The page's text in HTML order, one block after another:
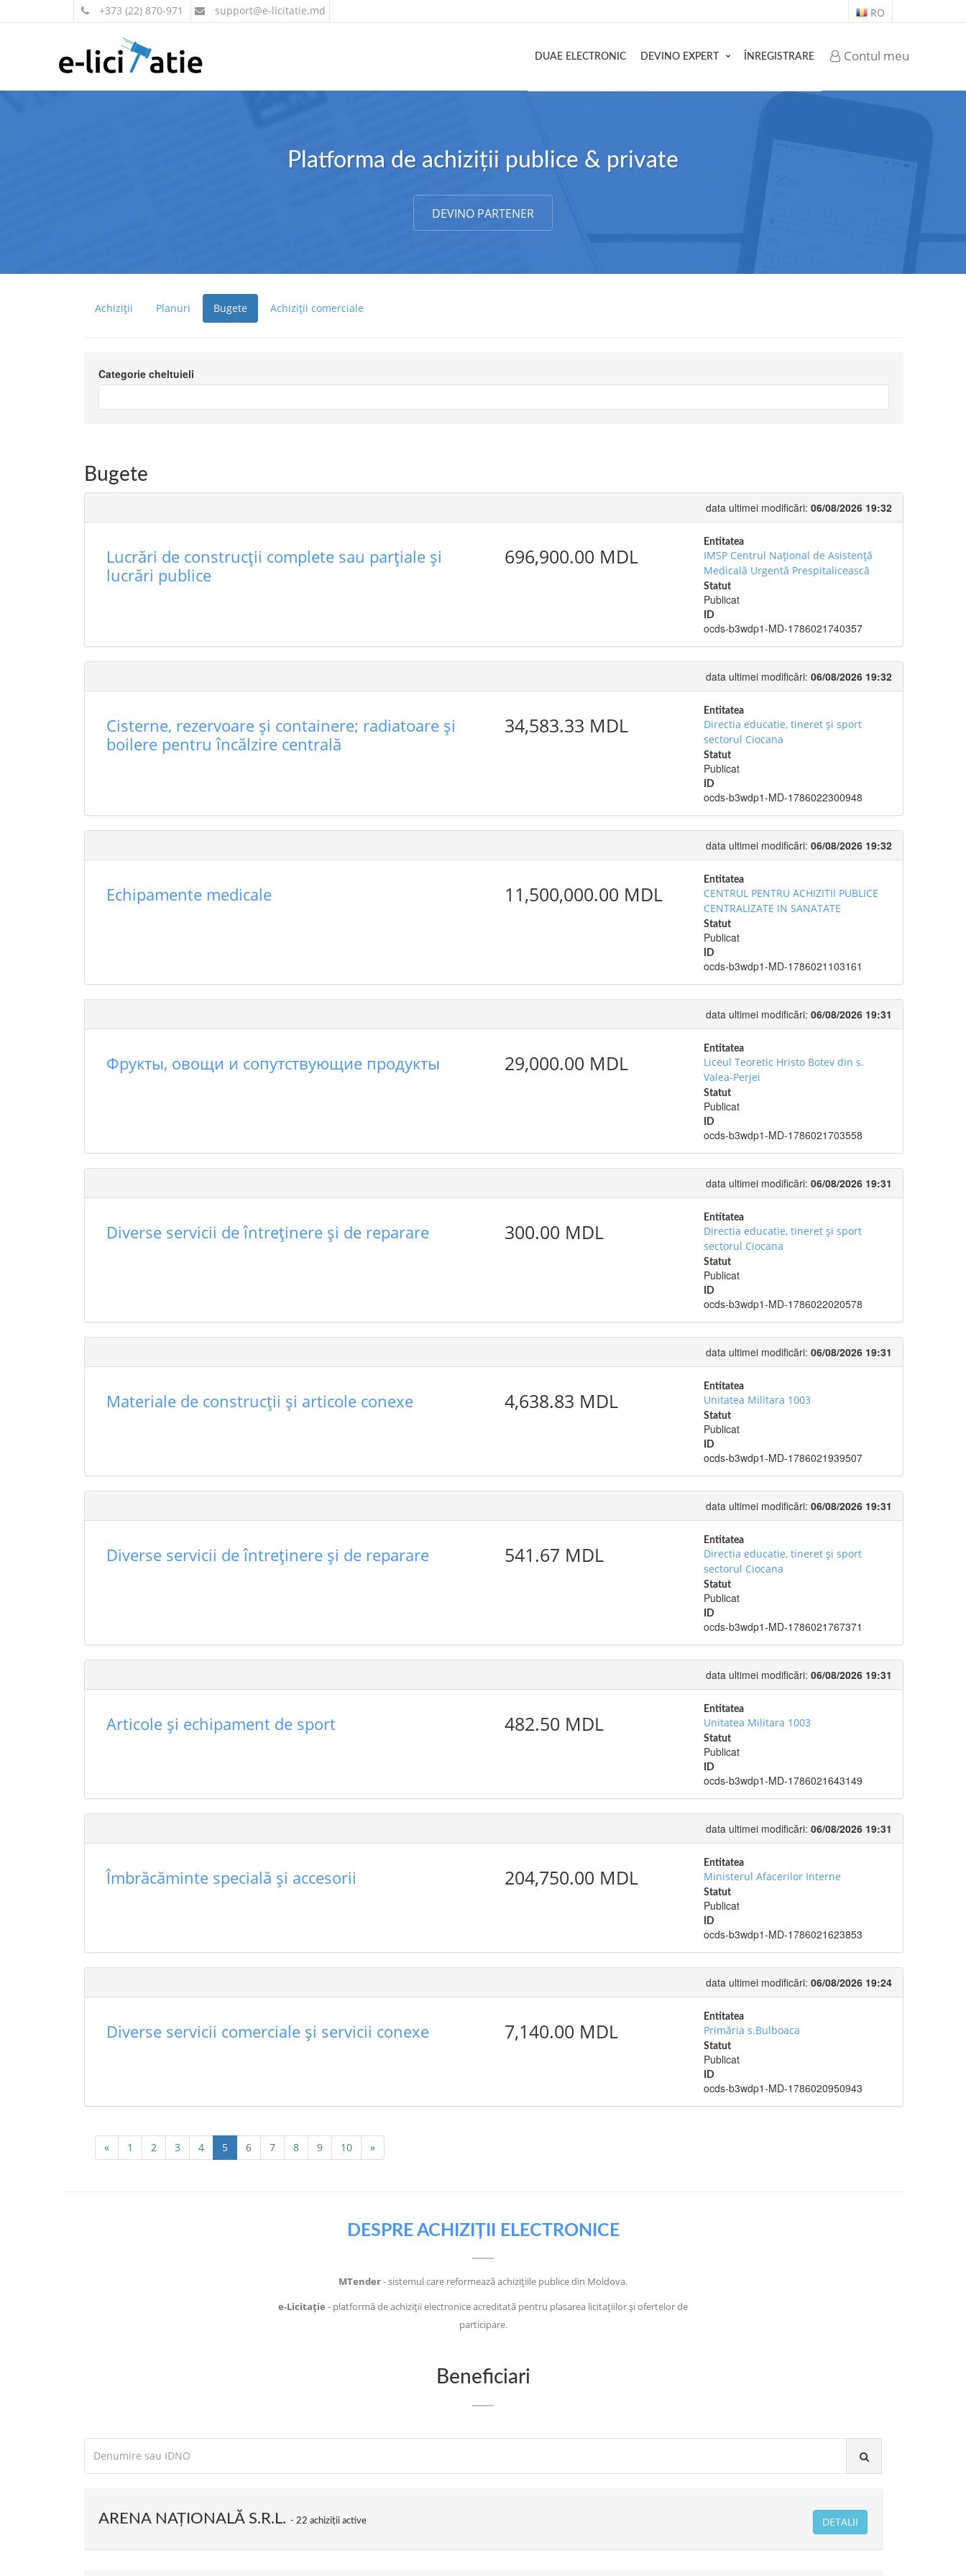
+373 (22) 870-971 support@e-licitatie.md RO
Contul meu
DUAE ELECTRONIC DEVINO EXPERT ÎNREGISTRARE
Platforma de achiziții publice & private
DEVINO PARTENER
Achiziții Planuri Bugete Achiziții comerciale
Categorie cheltuieli
Bugete
data ultimei modificări: 06/08/2026 19:32
Lucrări de construcţii complete sau parţiale şi
lucrări publice
696,900.00 MDL
Entitatea
IMSP Centrul Național de Asistență
Medicală Urgentă Prespitalicească
Statut
Publicat
ID
ocds-b3wdp1-MD-1786021740357
data ultimei modificări: 06/08/2026 19:32
Cisterne, rezervoare şi containere; radiatoare şi
boilere pentru încălzire centrală
34,583.33 MDL
Entitatea
Directia educatie, tineret şi sport
sectorul Ciocana
Statut
Publicat
ID
ocds-b3wdp1-MD-1786022300948
data ultimei modificări: 06/08/2026 19:32
Echipamente medicale 11,500,000.00 MDL
Entitatea
CENTRUL PENTRU ACHIZITII PUBLICE
CENTRALIZATE IN SANATATE
Statut
Publicat
ID
ocds-b3wdp1-MD-1786021103161
data ultimei modificări: 06/08/2026 19:31
Фрукты, овощи и сопутствующие продукты 29,000.00 MDL
Entitatea
Liceul Teoretic Hristo Botev din s.
Valea-Perjei
Statut
Publicat
ID
ocds-b3wdp1-MD-1786021703558
data ultimei modificări: 06/08/2026 19:31
Diverse servicii de întreţinere şi de reparare 300.00 MDL
Entitatea
Directia educatie, tineret şi sport
sectorul Ciocana
Statut
Publicat
ID
ocds-b3wdp1-MD-1786022020578
data ultimei modificări: 06/08/2026 19:31
Materiale de construcţii şi articole conexe 4,638.83 MDL
Entitatea
Unitatea Militara 1003
Statut
Publicat
ID
ocds-b3wdp1-MD-1786021939507
data ultimei modificări: 06/08/2026 19:31
Diverse servicii de întreţinere şi de reparare 541.67 MDL
Entitatea
Directia educatie, tineret şi sport
sectorul Ciocana
Statut
Publicat
ID
ocds-b3wdp1-MD-1786021767371
data ultimei modificări: 06/08/2026 19:31
Articole şi echipament de sport 482.50 MDL
Entitatea
Unitatea Militara 1003
Statut
Publicat
ID
ocds-b3wdp1-MD-1786021643149
data ultimei modificări: 06/08/2026 19:31
Îmbrăcăminte specială şi accesorii 204,750.00 MDL
Entitatea
Ministerul Afacerilor Interne
Statut
Publicat
ID
ocds-b3wdp1-MD-1786021623853
data ultimei modificări: 06/08/2026 19:24
Diverse servicii comerciale şi servicii conexe 7,140.00 MDL
Entitatea
Primăria s.Bulboaca
Statut
Publicat
ID
ocds-b3wdp1-MD-1786020950943
« 1 2 3 4 5 6 7 8 9 10 »
DESPRE ACHIZIȚII ELECTRONICE
MTender- sistemul care reformează achizițiile publice din Moldova.
e-Licitație - platformă de achiziții electronice acreditată pentru plasarea licitațiilor și ofertelor de
participare.
Beneficiari
ARENA NAŢIONALĂ S.R.L. 22 achiziții active DETALII